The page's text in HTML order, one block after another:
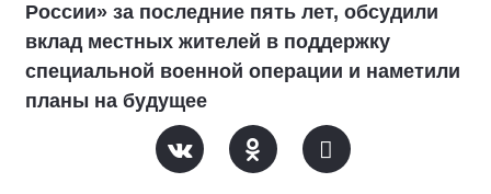
России» за последние пять лет, обсудили
вклад местных жителей в поддержку
специальной военной операции и наметили
планы на будущее